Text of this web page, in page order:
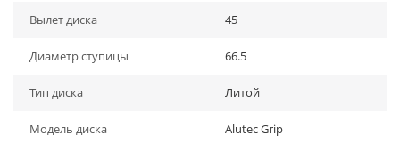
Вылет диска 45
Диаметр ступицы 66.5
Тип диска Литой
Модель диска Alutec Grip